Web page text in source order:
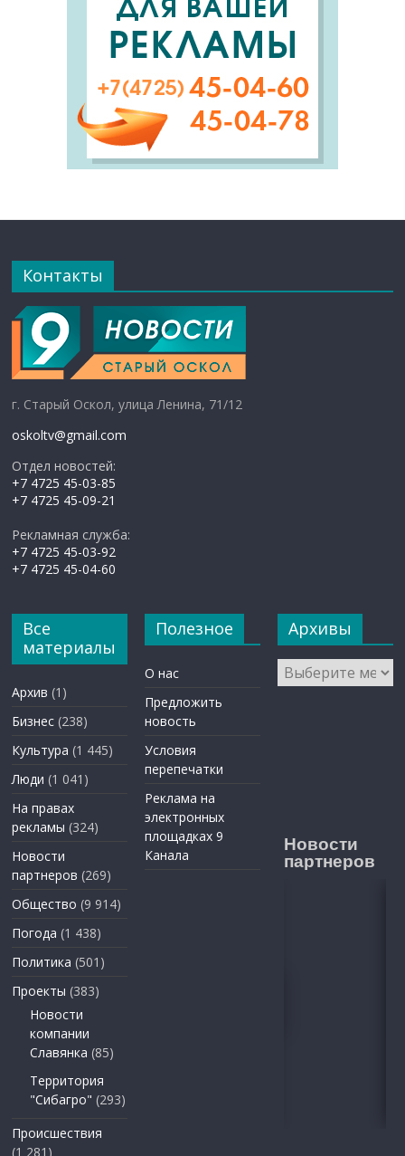
Контакты
г. Старый Оскол, улица Ленина, 71/12
oskoltv@gmail.com
Отдел новостей:
+7 4725 45-03-85
+7 4725 45-09-21
Рекламная служба:
+7 4725 45-03-92
+7 4725 45-04-60
Все
материалы
Архив (1)
Бизнес (238)
Культура (1 445)
Люди (1 041)
На правах
рекламы (324)
Новости
партнеров (269)
Общество (9 914)
Погода (1 438)
Политика (501)
Проекты (383)
Новости
компании
Славянка (85)
Территория
"Сибагро" (293)
Происшествия
(1 281)
Полезное
О нас
Предложить
новость
Условия
перепечатки
Реклама на
электронных
площадках 9
Канала
Архивы
Архивы
Новости
партнеров